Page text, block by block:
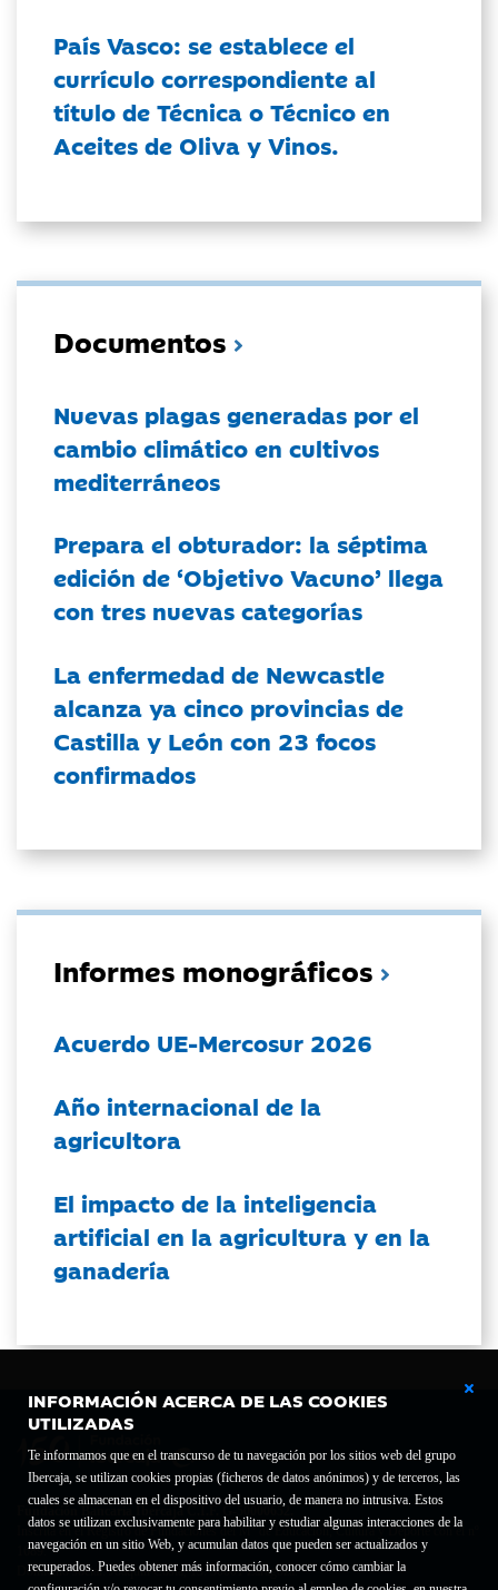
INFORMACIÓN ACERCA DE LAS COOKIES
UTILIZADAS
Te informamos que en el transcurso de tu navegación por los sitios web del grupo
Ibercaja, se utilizan cookies propias (ficheros de datos anónimos) y de terceros, las
cuales se almacenan en el dispositivo del usuario, de manera no intrusiva. Estos
datos se utilizan exclusivamente para habilitar y estudiar algunas interacciones de la
navegación en un sitio Web, y acumulan datos que pueden ser actualizados y
recuperados. Puedes obtener más información, conocer cómo cambiar la
País Vasco: se establece el
currículo correspondiente al
título de Técnica o Técnico en
Aceites de Oliva y Vinos.
Documentos
Nuevas plagas generadas por el
cambio climático en cultivos
mediterráneos
Prepara el obturador: la séptima
edición de ‘Objetivo Vacuno’ llega
con tres nuevas categorías
La enfermedad de Newcastle
alcanza ya cinco provincias de
Castilla y León con 23 focos
confirmados
Informes monográficos
Acuerdo UE-Mercosur 2026
Año internacional de la
agricultora
El impacto de la inteligencia
artificial en la agricultura y en la
ganadería
Fundación Bancaria Ibercaja C.I.F. G-50000652.
Inscrita en el Registro de Fundaciones del Mº de Educación, Cultura y Deporte con el nº
1689.
Domicilio social: Joaquín Costa, 13. 50001 Zaragoza.